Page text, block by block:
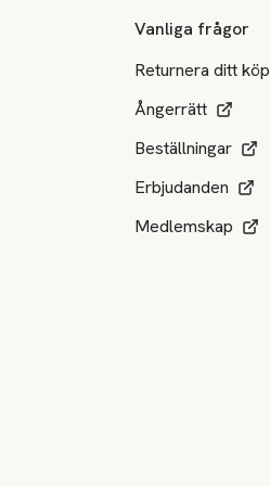
Vanliga frågor
Returnera ditt köp
Ångerrätt
Beställningar
Erbjudanden
Medlemskap